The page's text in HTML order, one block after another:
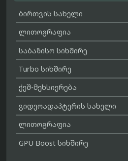
ბირთვის სახელი
ლითოგრაფია
საბაზისო სიხშირე
Turbo სიხშირე
ქეშ-მეხსიერება
ვიდეოადაპტერის სახელი
ლითოგრაფია
GPU Boost სიხშირე